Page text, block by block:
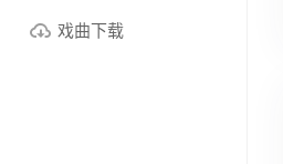
戏曲下载